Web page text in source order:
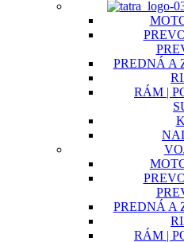
PREDNÁ A
RÁM |
PREDNÁ A
RÁM |